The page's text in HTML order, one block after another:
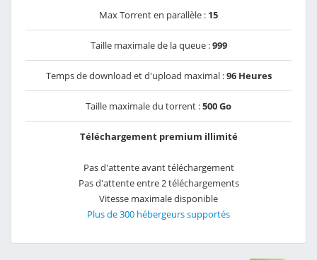
Max Torrent en parallèle : 15
Taille maximale de la queue :999
Temps de download et d'upload maximal :96 Heures
Taille maximale du torrent :500 Go
Téléchargement premium illimité
Pas d'attente avant téléchargement
Pas d'attente entre 2 téléchargements
Vitesse maximale disponible
Plus de 300 hébergeurs supportés